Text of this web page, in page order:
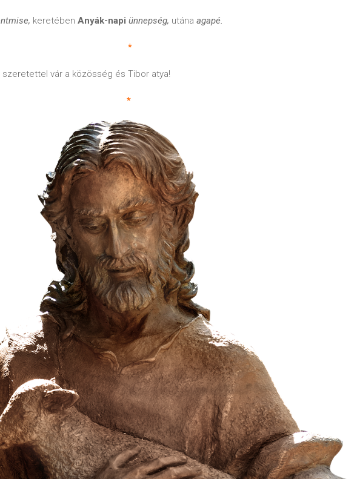
keretében Anyák-napi ünnepség, utána agapé.
*
szeretettel vár a közösség és Tibor atya!
*